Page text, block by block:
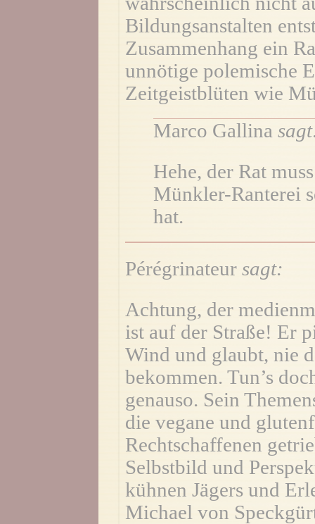
Bildungsanstalten
Zusammenhang ein
unnötige polemische
Zeitgeistblüten wie
Marco Gallina
Hehe, der Rat
Münkler-Ranterei
hat.
Pérégrinateur sagt:
Achtung, der
ist auf der Straße! Er
Wind und glaubt, nie
bekommen. Tun’s
genauso. Sein
die vegane und
Rechtschaffenen
Selbstbild und
kühnen Jägers und
Michael von